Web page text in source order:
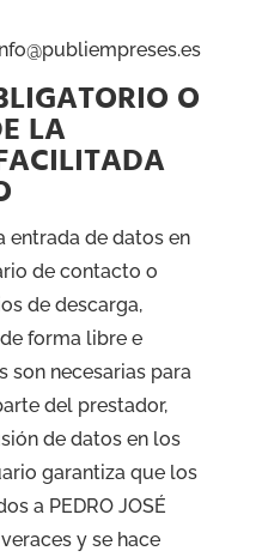
publiempreses.es
O
LA
entrada de datos en
de contacto o
de descarga,
forma libre e
son necesarias para
del prestador,
de datos en los
garantiza que los
a PEDRO JOSÉ
y se hace